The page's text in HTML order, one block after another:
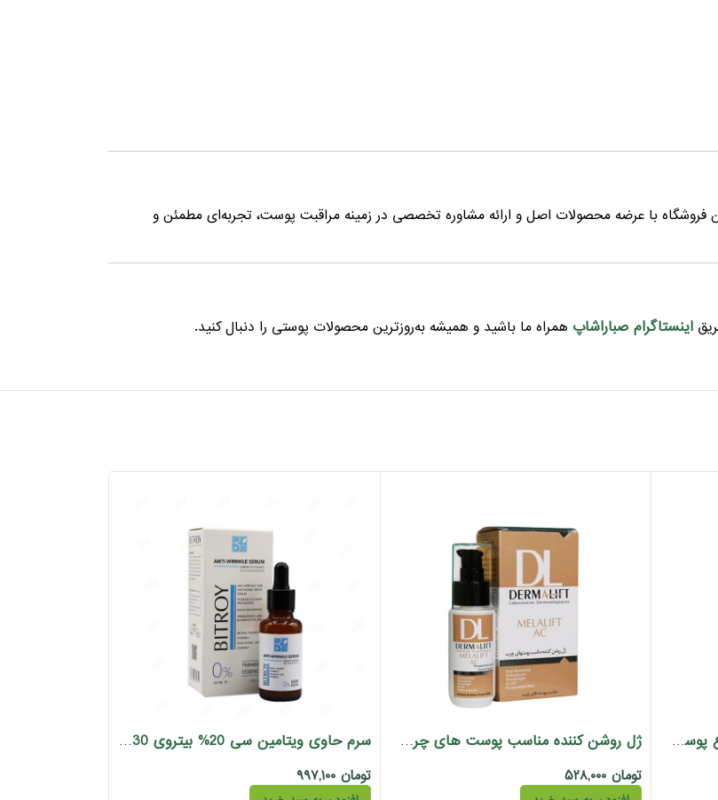
فروشگاه با عرضه محصولات اصل و ارائه مشاوره تخصصی در زمینه مراقبت پوست، تجربه‌ای مطمئن و
اینستاگرام صباراشاپ همراه ما باشید و همیشه به‌روزترین محصولات پوستی را دنبال کنید.
کرم روشن کننده بدن مناسب انواع پوست ملالیفت درمالیفت 75 میل
ژل روشن کننده مناسب پوست های چرب ملالیفت AC درمالیفت 50 میل
تومان
سرم حاوی ویتامین سی 20% بیتروی 30 میل
تومان